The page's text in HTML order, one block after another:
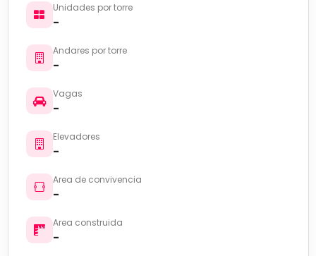
Unidades por torre
-
Andares por torre
-
Vagas
-
Elevadores
-
Area de convivencia
-
Area construida
-